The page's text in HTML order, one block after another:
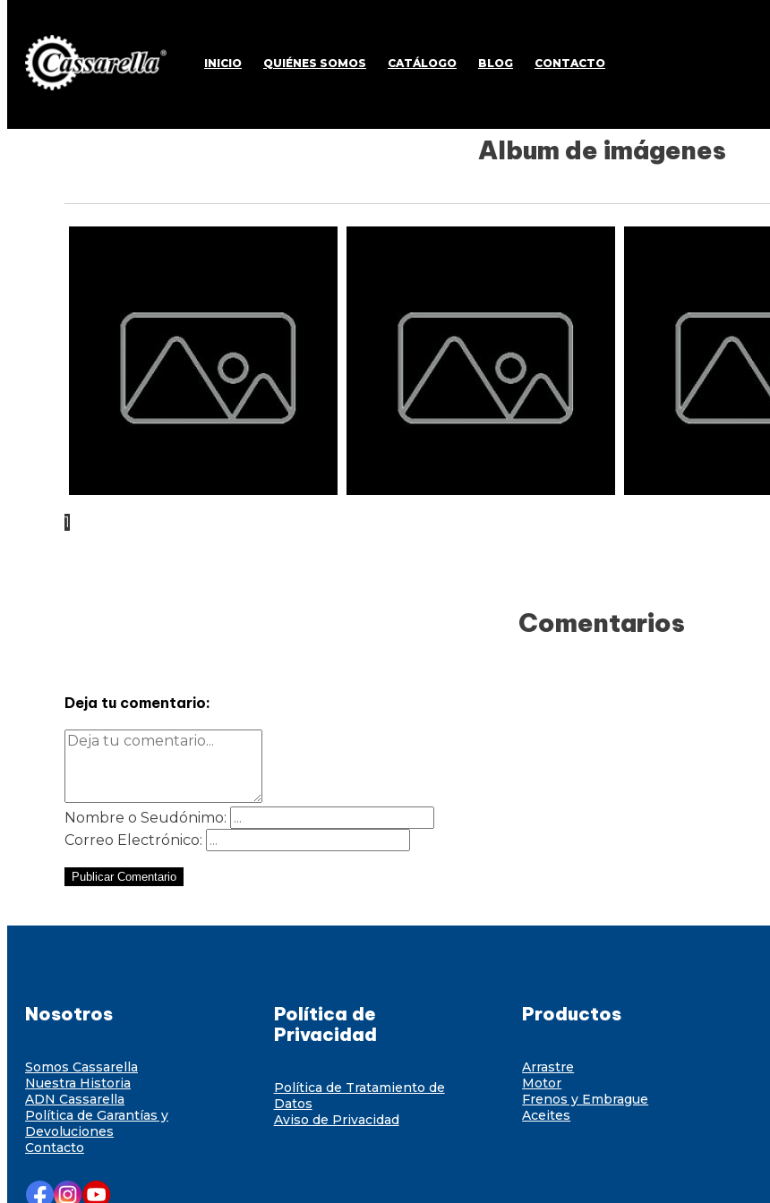
INICIO QUIÉNES SOMOS CATÁLOGO BLOG CONTACTO
Album de imágenes
1
Comentarios
Deja tu comentario:
Nombre o Seudónimo:
Correo Electrónico:
Publicar Comentario
Nosotros
Somos Cassarella
Nuestra Historia
ADN Cassarella
Política de Garantías y
Devoluciones
Contacto
Política de
Privacidad
Política de Tratamiento de
Datos
Aviso de Privacidad
Productos
Arrastre
Motor
Frenos y Embrague
Aceites